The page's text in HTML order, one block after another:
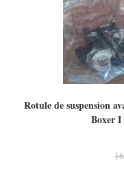
Rotule de suspension
Boxer